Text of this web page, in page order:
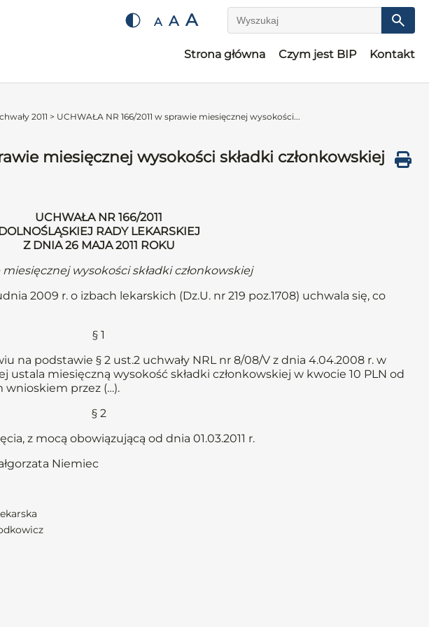
A A A Wyszukaj
Strona główna Czym jest BIP Kontakt
2011 > UCHWAŁA NR 166/2011 w sprawie miesięcznej wysokości...
miesięcznej wysokości składki członkowskiej
UCHWAŁA NR 166/2011
RADY LEKARSKIEJ
Z DNIA 26 MAJA 2011 ROKU
miesięcznej wysokości składki członkowskiej
2009 r. o izbach lekarskich (Dz.U. nr 219 poz.1708) uchwala się, co
§ 1
na podstawie § 2 ust.2 uchwały NRL nr 8/08/V z dnia 4.04.2008 r. w
ustala miesięczną wysokość składki członkowskiej w kwocie 10 PLN od
wnioskiem przez (…).
§ 2
z mocą obowiązującą od dnia 01.03.2011 r.
Niemiec